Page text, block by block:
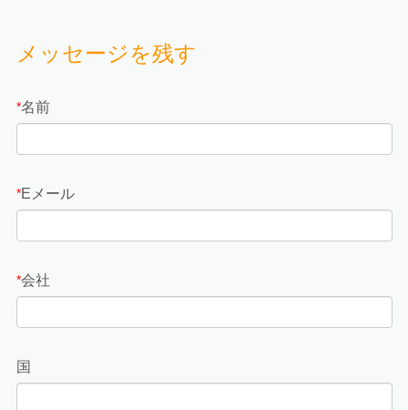
メッセージを残す
*名前
*Eメール
*会社
国